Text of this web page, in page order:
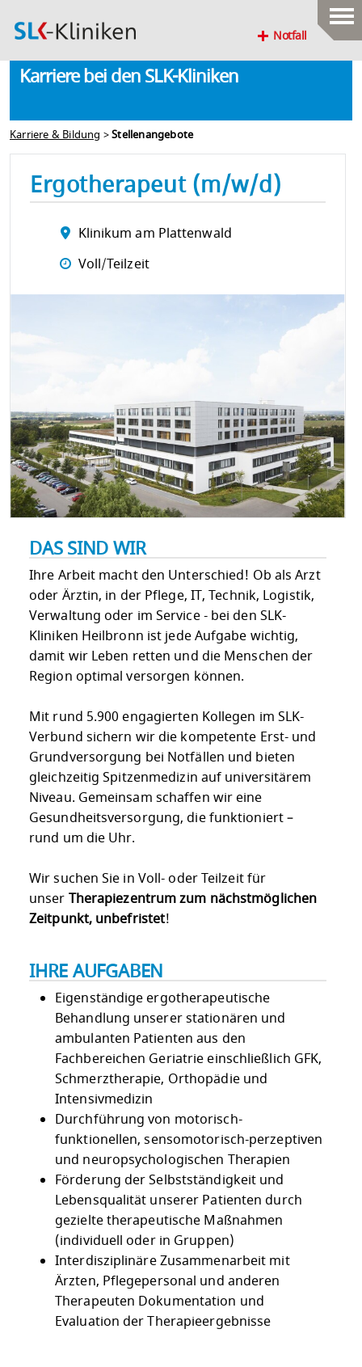
Notfall
Karriere bei den SLK-Kliniken
Karriere & Bildung >Stellenangebote
Ergotherapeut (m/w/d)
Klinikum am Plattenwald
Voll/Teilzeit
DAS SIND WIR
Ihre Arbeit macht den Unterschied! Ob als Arzt
oder Ärztin, in der Pflege, IT, Technik, Logistik,
Verwaltung oder im Service - bei den SLK-
Kliniken Heilbronn ist jede Aufgabe wichtig,
damit wir Leben retten und die Menschen der
Region optimal versorgen können.
Mit rund 5.900 engagierten Kollegen im SLK-
Verbund sichern wir die kompetente Erst- und
Grundversorgung bei Notfällen und bieten
gleichzeitig Spitzenmedizin auf universitärem
Niveau. Gemeinsam schaffen wir eine
Gesundheitsversorgung, die funktioniert –
rund um die Uhr.
Wir suchen Sie in Voll- oder Teilzeit für
unser Therapiezentrumzum nächstmöglichen
Zeitpunkt, unbefristet!
IHRE AUFGABEN
Eigenständige ergotherapeutische
Behandlung unserer stationären und
ambulanten Patienten aus den
Fachbereichen Geriatrie einschließlich GFK,
Schmerztherapie, Orthopädie und
Intensivmedizin
Durchführung von motorisch-
funktionellen, sensomotorisch-perzeptiven
und neuropsychologischen Therapien
Förderung der Selbstständigkeit und
Lebensqualität unserer Patienten durch
gezielte therapeutische Maßnahmen
(individuell oder in Gruppen)
Interdisziplinäre Zusammenarbeit mit
Ärzten, Pflegepersonal und anderen
Therapeuten Dokumentation und
Evaluation der Therapieergebnisse